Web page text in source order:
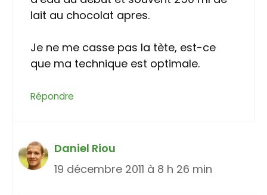
lait au chocolat apres.
Je ne me casse pas la tète, est-ce
que ma technique est optimale.
Répondre
Daniel Riou
19 décembre 2011 à 8 h 26 min